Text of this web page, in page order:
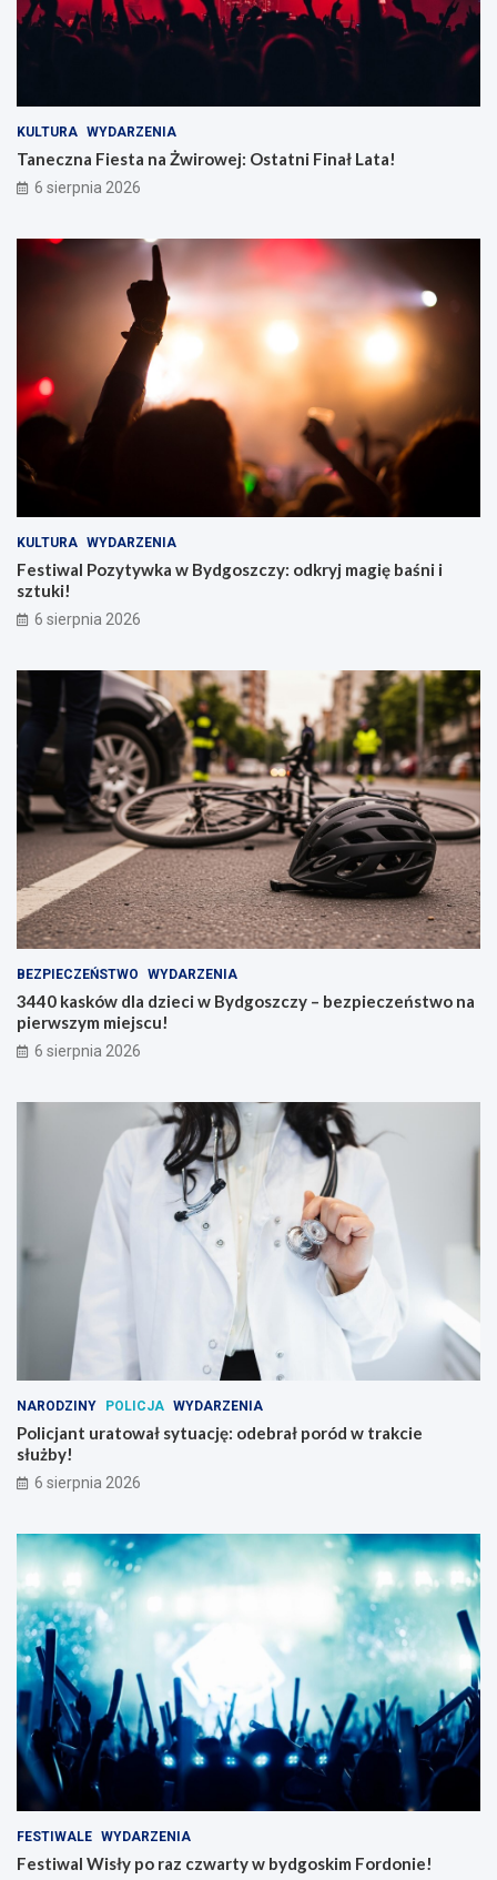
KULTURA WYDARZENIA
Taneczna Fiesta na Żwirowej: Ostatni Finał Lata!
6 sierpnia 2026
KULTURA WYDARZENIA
Festiwal Pozytywka w Bydgoszczy: odkryj magię baśni i
sztuki!
6 sierpnia 2026
BEZPIECZEŃSTWO WYDARZENIA
3440 kasków dla dzieci w Bydgoszczy – bezpieczeństwo na
pierwszym miejscu!
6 sierpnia 2026
NARODZINY POLICJA WYDARZENIA
Policjant uratował sytuację: odebrał poród w trakcie
służby!
6 sierpnia 2026
FESTIWALE WYDARZENIA
Festiwal Wisły po raz czwarty w bydgoskim Fordonie!